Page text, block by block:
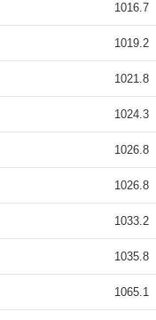
1016.7
1019.2
1021.8
1024.3
1026.8
1026.8
1033.2
1035.8
1065.1